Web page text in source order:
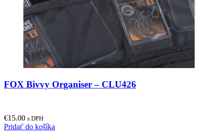
FOX Bivvy Organiser – CLU426
€15.00 s DPH
Pridať do košíka